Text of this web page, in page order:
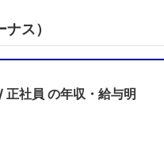
ス）
正社員 の年収・給与明